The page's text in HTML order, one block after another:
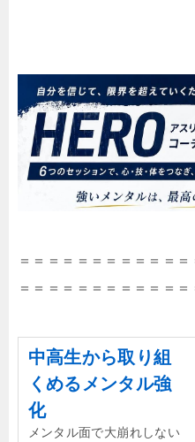
＝＝＝＝＝＝＝＝＝＝＝
＝＝＝＝＝＝＝＝＝＝＝
中高生から取り組
くめるメンタル強
化
メンタル面で大崩れしない